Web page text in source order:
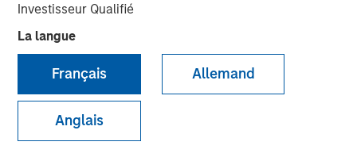
Investisseur Qualifié
La langue
Français Allemand
Anglais
GLOBAL FIXED INCOME BULLETIN
Escalade contenue
16 MARS 2026